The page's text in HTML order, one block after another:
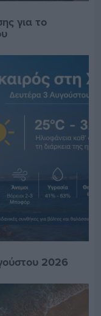
για το
2026